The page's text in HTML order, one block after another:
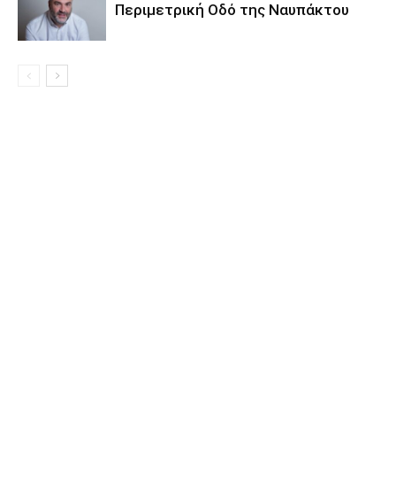
Περιμετρική Οδό της Ναυπάκτου